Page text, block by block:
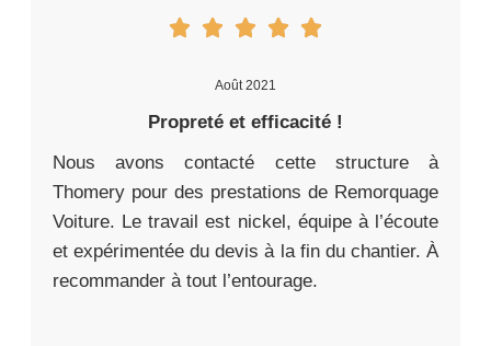
Août 2021
Propreté et efficacité !
Nous avons contacté cette structure à
Thomery pour des prestations de Remorquage
Voiture. Le travail est nickel, équipe à l’écoute
et expérimentée du devis à la fin du chantier. À
recommander à tout l’entourage.